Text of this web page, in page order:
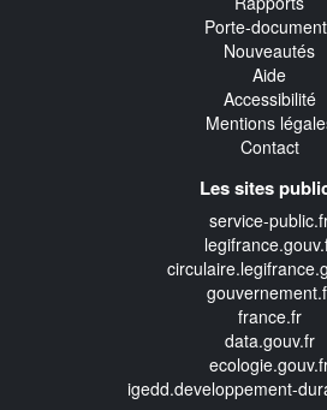
Porte-
Nouveautés
Aide
Accessibilité
Mentions
Contact
Les sites
service-
france.fr
data.gouv.fr
igedd.developpement-